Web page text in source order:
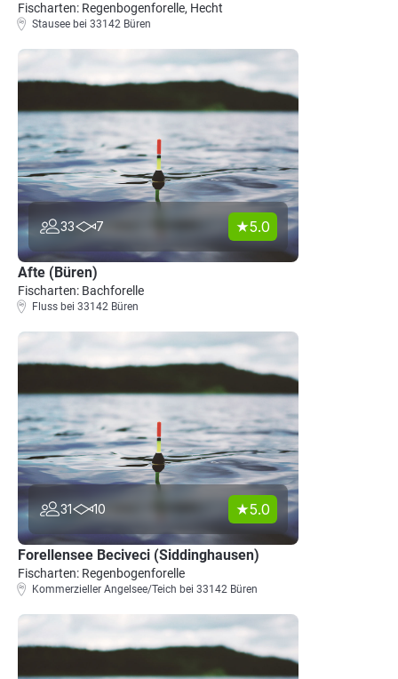
Fischarten: Regenbogenforelle, Hecht
Stausee bei 33142 Büren
33 7 5.0
Afte (Büren)
Fischarten: Bachforelle
Fluss bei 33142 Büren
31 10 5.0
Forellensee Beciveci (Siddinghausen)
Fischarten: Regenbogenforelle
Kommerzieller Angelsee/Teich bei 33142 Büren